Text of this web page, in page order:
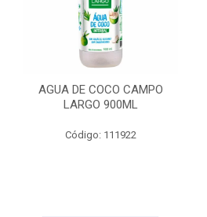
AGUA DE COCO CAMPO
LARGO 900ML
Código: 111922